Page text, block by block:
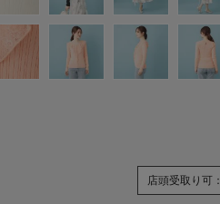
店頭受取り可：